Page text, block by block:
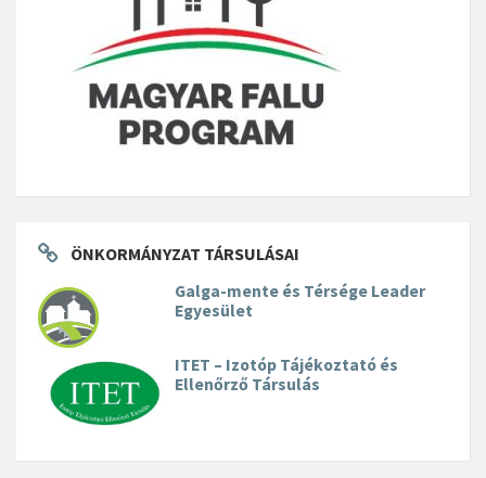
ÖNKORMÁNYZAT TÁRSULÁSAI
Galga-mente és Térsége Leader
Egyesület
ITET – Izotóp Tájékoztató és
Ellenőrző Társulás